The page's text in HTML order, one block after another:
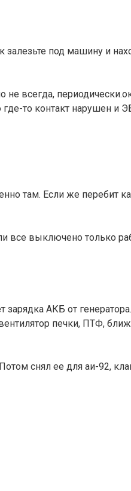
под машину и
всегда,
то контакт нарушен и
там. Если же перебит
все выключено только
зарядка АКБ от
печки, ПТФ,
снял ее для аи-92,